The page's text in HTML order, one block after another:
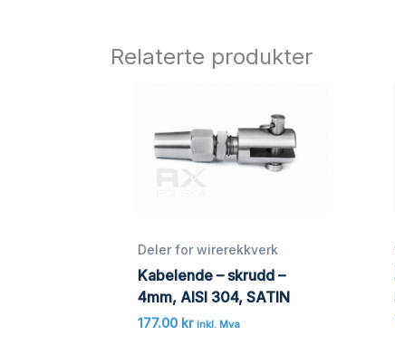
Relaterte produkter
Deler for wirerekkverk
Kabelende – skrudd –
4mm, AISI 304, SATIN
177.00 kr inkl. Mva